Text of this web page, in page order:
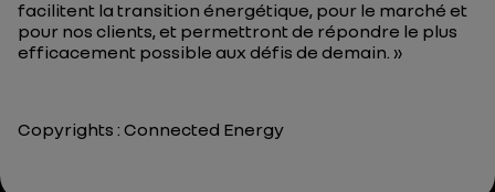
facilitent la transition énergétique, pour le marché et
pour nos clients, et permettront de répondre le plus
efficacement possible aux défis de demain. »
Copyrights : Connected Energy